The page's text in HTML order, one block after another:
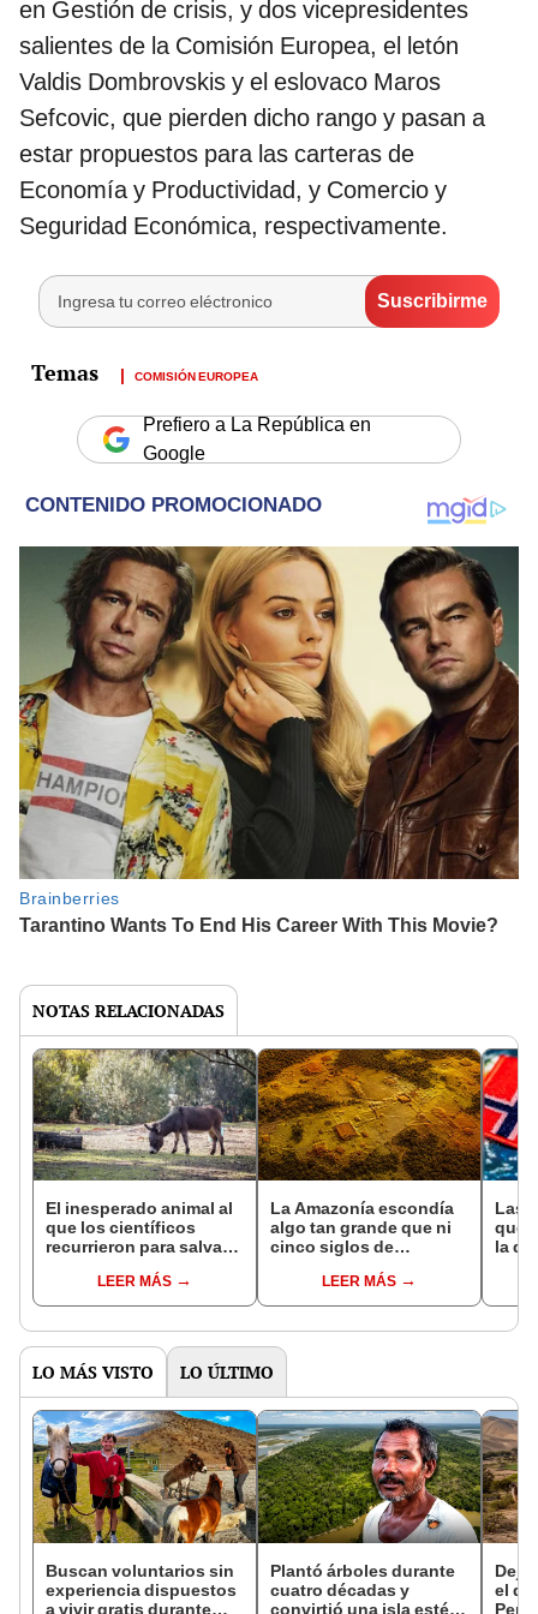
en Gestión de crisis, y dos vicepresidentes
salientes de la Comisión Europea, el letón
Valdis Dombrovskis y el eslovaco Maros
Sefcovic, que pierden dicho rango y pasan a
estar propuestos para las carteras de
Economía y Productividad, y Comercio y
Seguridad Económica, respectivamente.
COMISIÓN EUROPEA
Prefiero a La República en
Google
NOTAS RELACIONADAS
El inesperado animal al
que los científicos
recurrieron para salvar
reintroducción de un
asno salvaje está
en un paisaje con más
vida
LEER MÁS
La Amazonía escondía
algo tan grande que ni
cinco siglos de
encontrarlo: el hallazgo
podría cambiar todo lo
pasado
LEER MÁS
Las
que
la de
LO MÁS VISTO LO ÚLTIMO
Buscan voluntarios sin
experiencia dispuestos
a vivir gratis durante
Plantó árboles durante
cuatro décadas y
convirtió una isla estéril
Dejó
el